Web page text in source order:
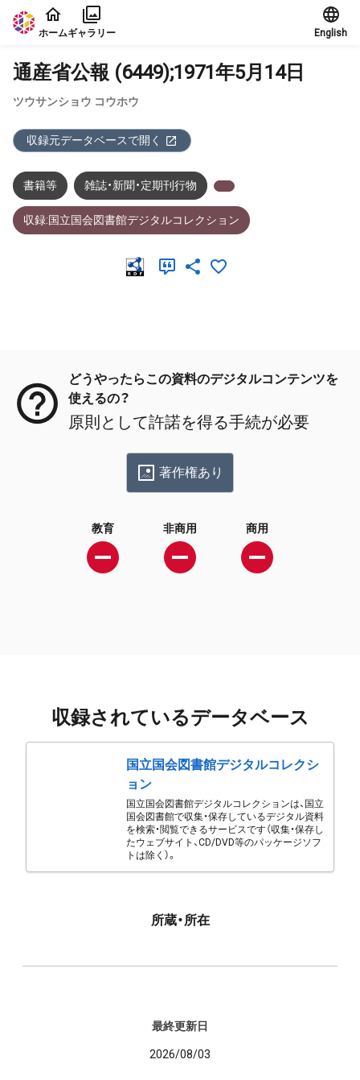
本文に飛ぶ
ホームギャラリー English
通産省公報 (6449);1971年5月14日
ツウサンショウ コウホウ
収録元データベースで開く
書籍等 雑誌・新聞・定期刊行物
収録:国立国会図書館デジタルコレクション
どうやったらこの資料のデジタルコンテンツを
使えるの？
原則として許諾を得る手続が必要
著作権あり
教育 非商用 商用
収録されているデータベース
国立国会図書館デジタルコレクシ
ョン
国立国会図書館デジタルコレクションは、国立
国会図書館で収集・保存しているデジタル資料
を検索・閲覧できるサービスです（収集・保存し
たウェブサイト、CD/DVD等のパッケージソフ
トは除く）。
所蔵・所在
最終更新日
2026/08/03